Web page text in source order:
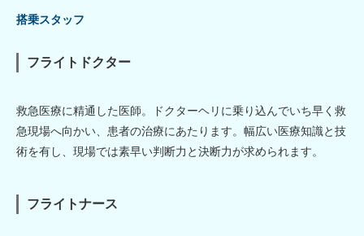
搭乗スタッフ
フライトドクター
救急医療に精通した医師。ドクターヘリに乗り込んでいち早く救
急現場へ向かい、患者の治療にあたります。幅広い医療知識と技
術を有し、現場では素早い判断力と決断力が求められます。
フライトナース